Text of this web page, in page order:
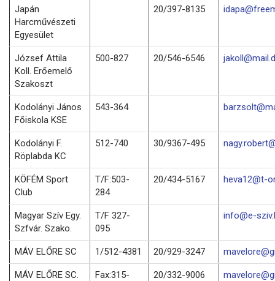
Japán
Harcművészeti
Egyesület
20/397-8135
József Attila
Koll. Erőemelő
Szakoszt
500-827 20/546-6546
Kodolányi János
Főiskola KSE
543-364
Kodolányi F.
Röplabda KC
512-740 30/9367-495
KÖFÉM Sport
Club
T/F:503-
284
20/434-5167 heva12@t-
Magyar Szív Egy.
Szfvár. Szako.
T/F 327-
095
info@e-
MÁV ELŐRE SC 1/512-4381 20/929-3247
MÁV ELŐRE SC.
Fax:315-
20/332-9006